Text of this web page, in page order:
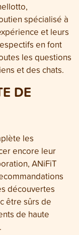
spécialisé à
et leurs
en font
les questions
et des chats.
DE
les
encore leur
ANiFiT
découvertes
être sûrs de
de haute